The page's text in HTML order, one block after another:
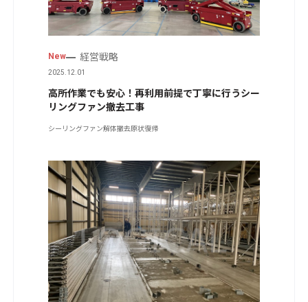
New 経営戦略
2025.12.01
高所作業でも安心！再利用前提で丁寧に行うシー
リングファン撤去工事
シーリングファン解体撤去原状復帰